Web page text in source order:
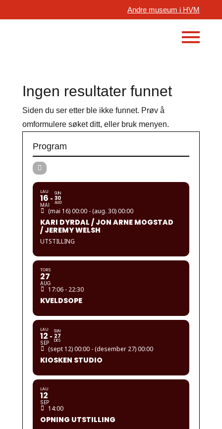
Andre museum i HVM
Ingen resultater funnet
Siden du ser etter ble ikke funnet. Prøv å
omformulere søket ditt, eller bruk menyen.
Program
LAU
16
MAI
SUN
30
AUG
(mai 16) 00:00 - (aug. 30) 00:00
KARI DYRDAL / JON ARNE MOGSTAD
/ JEREMY WELSH
UTSTILLING
TORS
27
AUG
17:06 - 22:30
KVELDSOPE
LAU
12
SEP
SUN
27
DES
(sept 12) 00:00 - (desember 27) 00:00
KIOSKEN STUDIO
LAU
12
SEP
14:00
OPNING UTSTILLING